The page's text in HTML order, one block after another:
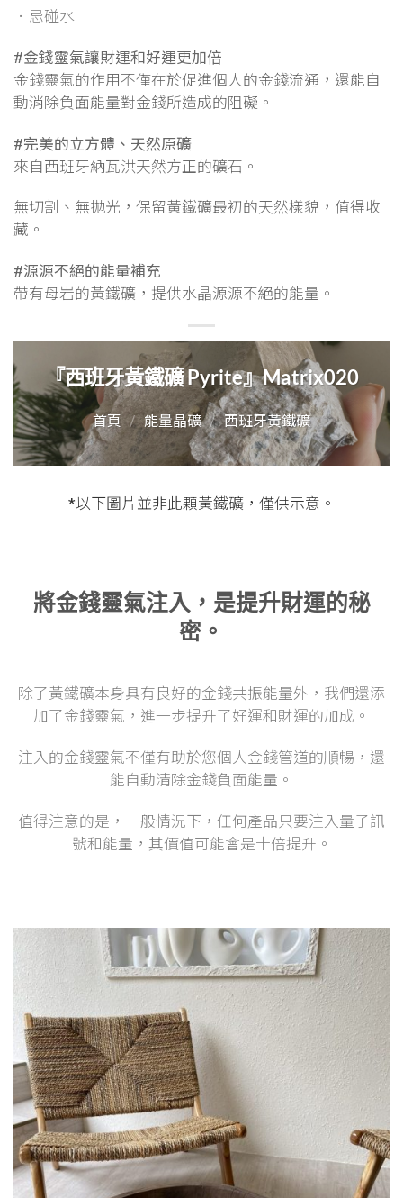
．忌碰水
#金錢靈氣讓財運和好運更加倍
金錢靈氣的作用不僅在於促進個人的金錢流通，還能自
動消除負面能量對金錢所造成的阻礙。
#完美的立方體、天然原礦
來自西班牙納瓦洪天然方正的礦石。
無切割、無拋光，保留黃鐵礦最初的天然樣貌，值得收
藏。
#源源不絕的能量補充
帶有母岩的黃鐵礦，提供水晶源源不絕的能量。
『西班牙黃鐵礦 Pyrite』Matrix020
首頁 / 能量晶礦 / 西班牙黃鐵礦
*以下圖片並非此顆黃鐵礦，僅供示意。
將金錢靈氣注入，是提升財運的秘
密。
除了黃鐵礦本身具有良好的金錢共振能量外，我們還添
加了金錢靈氣，進一步提升了好運和財運的加成。
注入的金錢靈氣不僅有助於您個人金錢管道的順暢，還
能自動清除金錢負面能量。
值得注意的是，一般情況下，任何產品只要注入量子訊
號和能量，其價值可能會是十倍提升。